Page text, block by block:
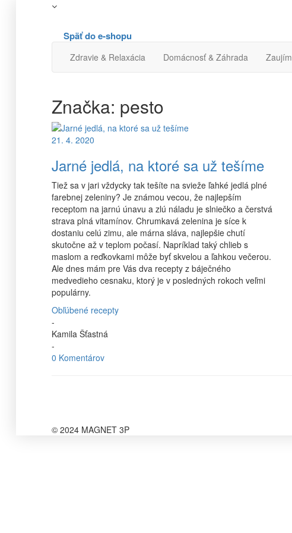
Späť do e-shopu
Zdravie & Relaxácia Domácnosť & Záhrada
Značka: pesto
21. 4. 2020
Jarné jedlá, na ktoré sa už tešíme
Tiež sa v jari vždycky tak tešíte na svieže ľahké jedlá plné
farebnej zeleniny? Je známou vecou, že najlepším
receptom na jarnú únavu a zlú náladu je slniečko a čerstvá
strava plná vitamínov. Chrumkavá zelenina je síce k
dostaniu celú zimu, ale márna sláva, najlepšie chutí
skutočne až v teplom počasí. Napríklad taký chlieb s
maslom a reďkovkami môže byť skvelou a ľahkou večerou.
Ale dnes mám pre Vás dva recepty z báječného
medvedieho cesnaku, ktorý je v posledných rokoch veľmi
populárny.
Obľúbené recepty
-
Kamila Šťastná
-
0 Komentárov
© 2024 MAGNET 3P